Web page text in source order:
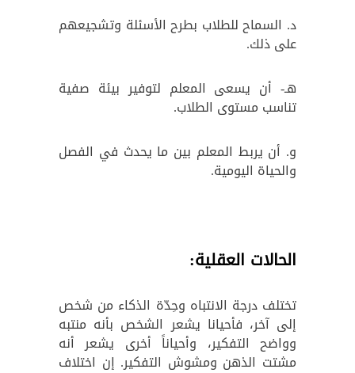
د. السماح للطلاب بطرح الأسئلة وتشجيعهم
على ذلك.
هـ- أن يسعى المعلم لتوفير بيئة صفية
تناسب مستوى الطلاب.
و. أن يربط المعلم بين ما يحدث في الفصل
والحياة اليومية.
الحالات العقلية:
تختلف درجة الانتباه وحِدّة الذكاء من شخص
إلى آخر، فأحيانا يشعر الشخص بأنه منتبه
وواضح التفكير، وأحياناً أخرى يشعر أنه
مشتت الذهن ومشوش التفكير. إن اختلاف